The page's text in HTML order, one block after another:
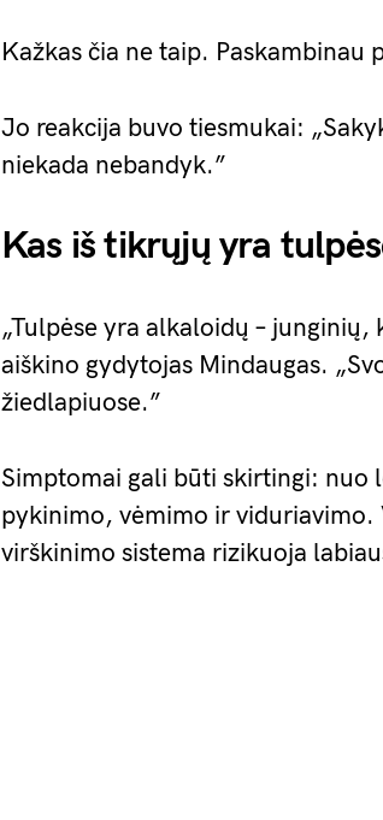
Kažkas čia ne taip. Paskambinau
Jo reakcija buvo tiesmukai:
niekada nebandyk.”
Kas iš tikrųjų yra
„Tulpėse yra alkaloidų –
aiškino gydytojas Mindaugas.
žiedlapiuose.”
Simptomai gali būti skirtingi: nuo
pykinimo, vėmimo ir viduriavimo.
virškinimo sistema rizikuoja